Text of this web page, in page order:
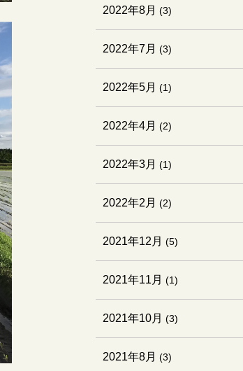
2022年8月 (3)
2022年7月 (3)
2022年5月 (1)
2022年4月 (2)
2022年3月 (1)
2022年2月 (2)
2021年12月 (5)
2021年11月 (1)
2021年10月 (3)
2021年8月 (3)